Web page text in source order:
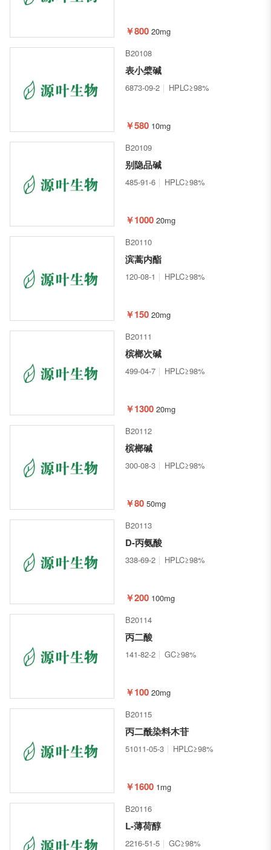
￥800 20mg
B20108
表小檗碱
6873-09-2 HPLC≥98%
￥580 10mg
B20109
别隐品碱
485-91-6 HPLC≥98%
￥1000 20mg
B20110
滨蒿内酯
120-08-1 HPLC≥98%
￥150 20mg
B20111
槟榔次碱
499-04-7 HPLC≥98%
￥1300 20mg
B20112
槟榔碱
300-08-3 HPLC≥98%
￥80 50mg
B20113
D-丙氨酸
338-69-2 HPLC≥98%
￥200 100mg
B20114
丙二酸
141-82-2 GC≥98%
￥100 20mg
B20115
丙二酰染料木苷
51011-05-3 HPLC≥98%
￥1600 1mg
B20116
L-薄荷醇
2216-51-5 GC≥98%